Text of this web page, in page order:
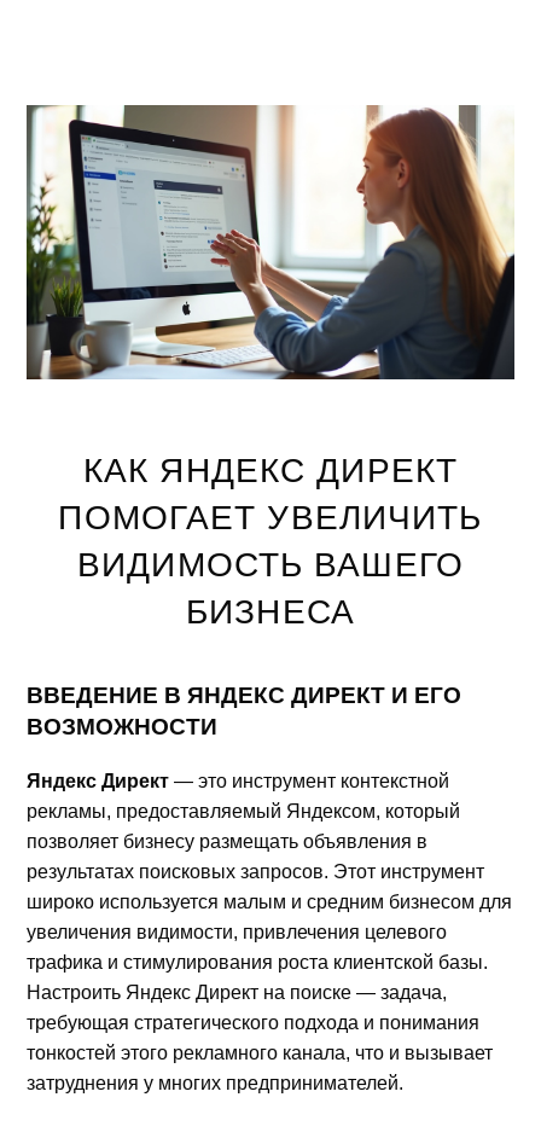
КАК ЯНДЕКС ДИРЕКТ
ПОМОГАЕТ УВЕЛИЧИТЬ
ВИДИМОСТЬ ВАШЕГО
БИЗНЕСА
ВВЕДЕНИЕ В ЯНДЕКС ДИРЕКТ И ЕГО
ВОЗМОЖНОСТИ
Яндекс Директ — это инструмент контекстной
рекламы, предоставляемый Яндексом, который
позволяет бизнесу размещать объявления в
результатах поисковых запросов. Этот инструмент
широко используется малым и средним бизнесом для
увеличения видимости, привлечения целевого
трафика и стимулирования роста клиентской базы.
Настроить Яндекс Директ на поиске — задача,
требующая стратегического подхода и понимания
тонкостей этого рекламного канала, что и вызывает
затруднения у многих предпринимателей.